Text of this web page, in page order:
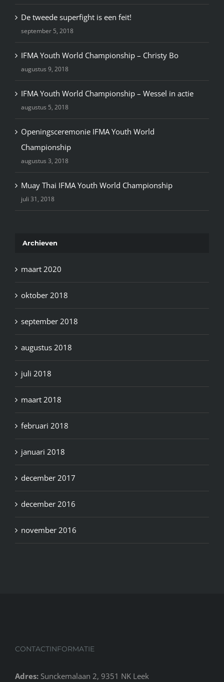
De tweede superfight is een feit!
september 5, 2018
IFMA Youth World Championship – Christy Bo
augustus 9, 2018
IFMA Youth World Championship – Wessel in actie
augustus 5, 2018
Openingsceremonie IFMA Youth World
Championship
augustus 3, 2018
Muay Thai IFMA Youth World Championship
juli 31, 2018
Archieven
maart 2020
oktober 2018
september 2018
augustus 2018
juli 2018
maart 2018
februari 2018
januari 2018
december 2017
december 2016
november 2016
CONTACTINFORMATIE
Adres: Sunckemalaan 2, 9351 NK Leek